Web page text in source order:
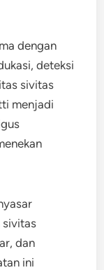
dengan
deteksi
sivitas
menjadi
sivitas
dan
ini